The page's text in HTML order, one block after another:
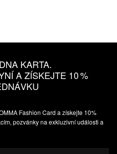
KARTA.
A ZÍSKEJTE 10 %
Fashion Card a získejte 10%
pozvánky na exkluzivní události a